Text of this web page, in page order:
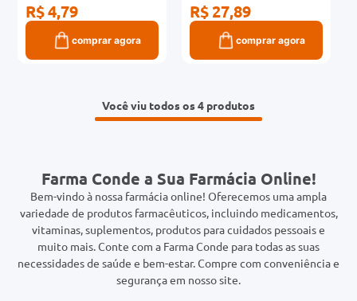
R$ 4,79
comprar agora
R$ 27,89
comprar agora
Você viu todos os 4
Farma Conde a Sua Farmácia Online!
Bem-vindo à nossa farmácia online! Oferecemos uma ampla
variedade de produtos farmacêuticos, incluindo medicamentos,
vitaminas, suplementos, produtos para cuidados pessoais e
muito mais. Conte com a Farma Conde para todas as suas
necessidades de saúde e bem-estar. Compre com conveniência e
segurança em nosso site.